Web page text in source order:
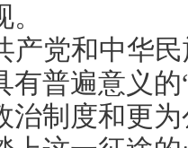
产党和中华
有普遍意义
治制度和更